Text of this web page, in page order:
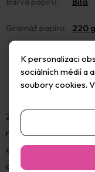
K personalizaci
sociálních médií a
soubory cookies.
Za tepla lisovaný
reliéfu. Je ideální pro
dvou barev, kreslení
detailů. Hladký povrch
Gramáž papíru: 220